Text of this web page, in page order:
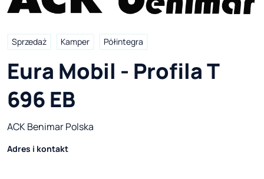
Sprzedaż Kamper Półintegra
Eura Mobil - Profila T
696 EB
ACK Benimar Polska
Adres i kontakt